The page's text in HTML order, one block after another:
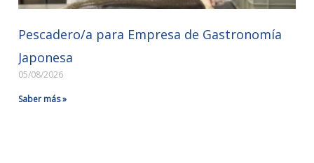
Pescadero/a para Empresa de Gastronomía
Japonesa
05/08/2026
Saber más »